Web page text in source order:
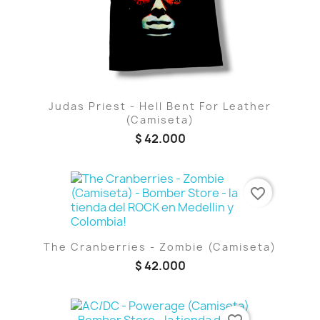
Judas Priest - Hell Bent For Leather
(Camiseta)
$ 42.000
The Cranberries - Zombie (Camiseta)
$ 42.000
favorite_border